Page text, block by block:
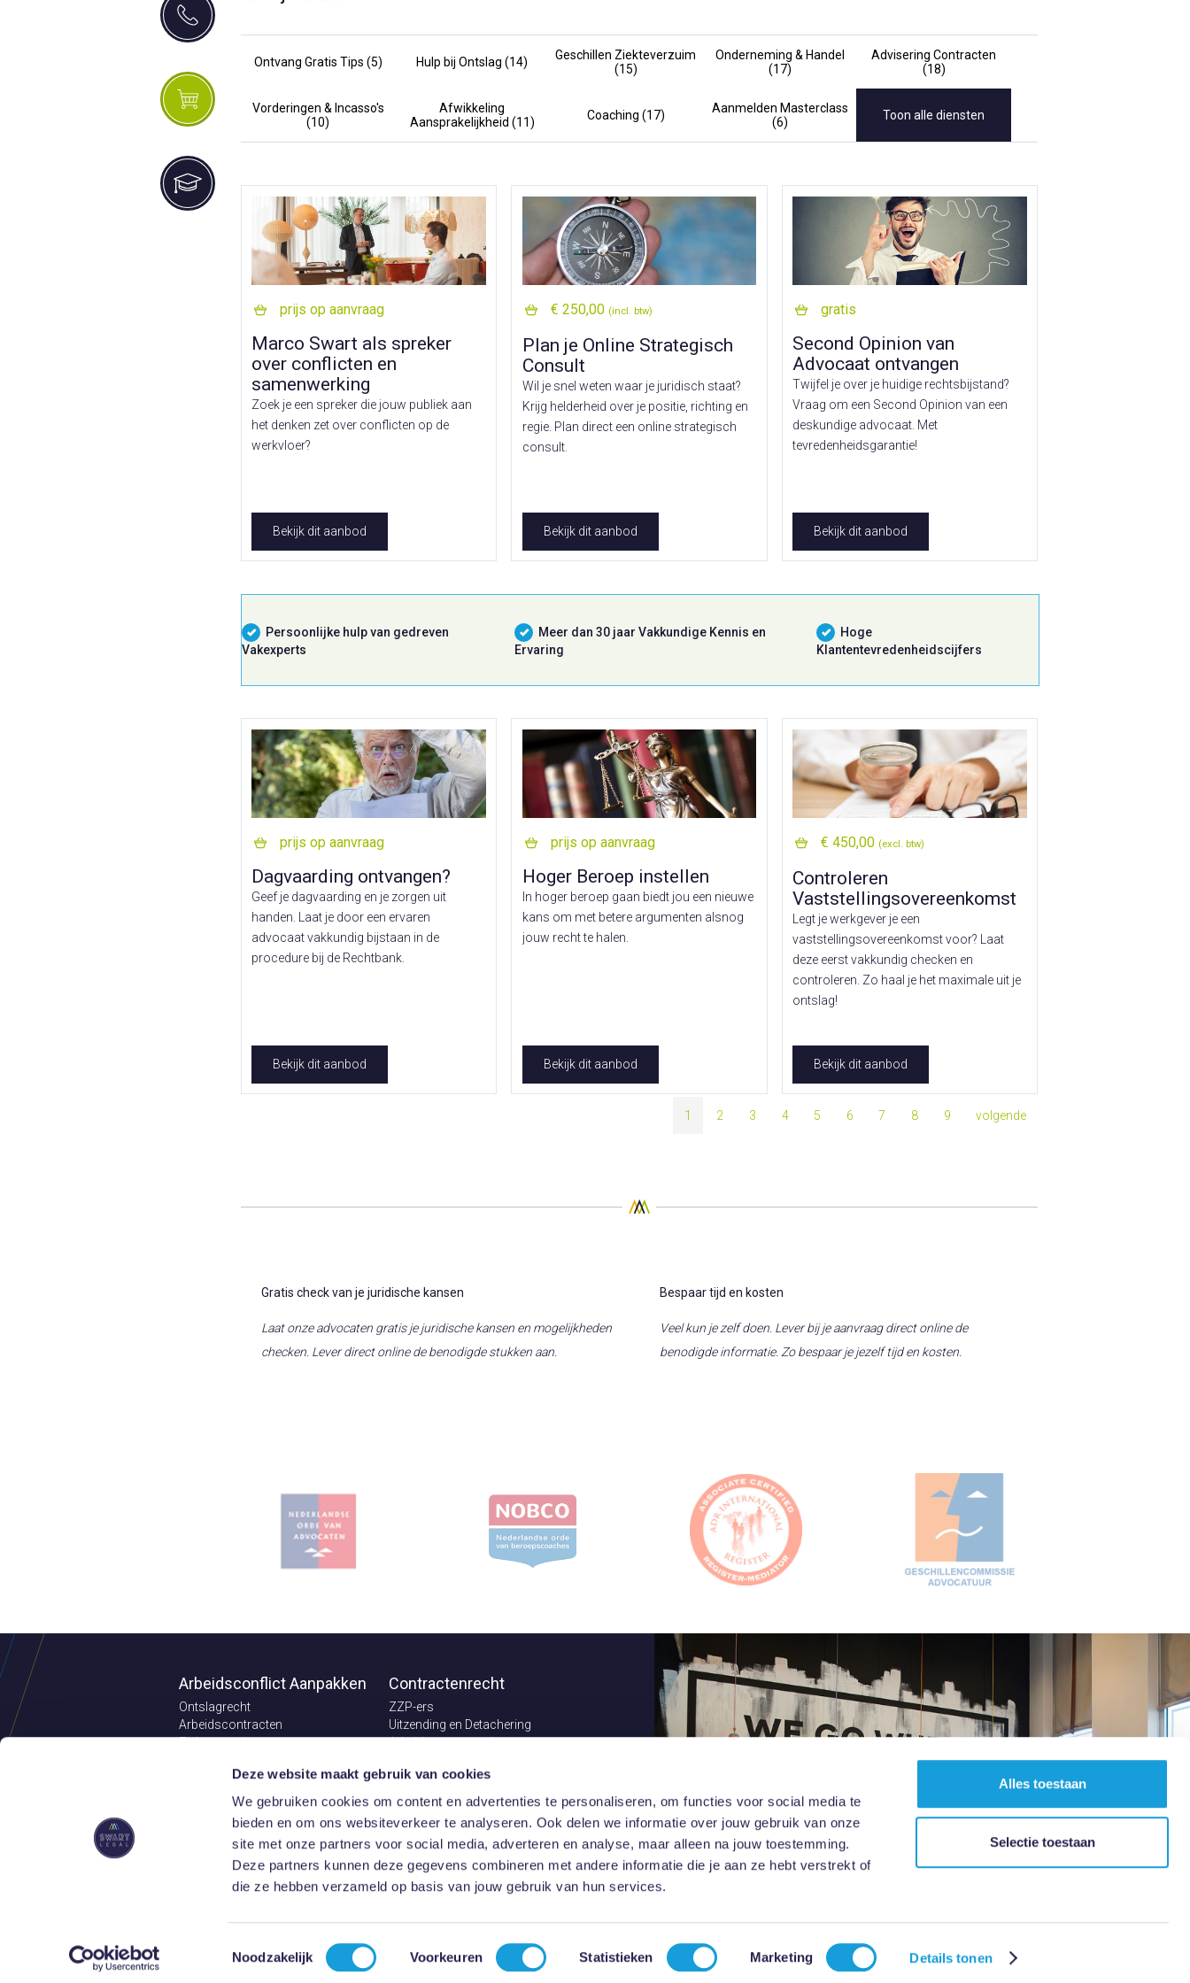
Deze website maakt gebruik van cookies
We gebruiken cookies om content en advertenties te personaliseren, om functies voor social media te
bieden en om ons websiteverkeer te analyseren. Ook delen we informatie over jouw gebruik van onze
site met onze partners voor social media, adverteren en analyse, maar alleen na jouw toestemming.
Deze partners kunnen deze gegevens combineren met andere informatie die je aan ze hebt verstrekt of
die ze hebben verzameld op basis van jouw gebruik van hun services.
Toestemmingsselectie
Noodzakelijk Voorkeuren Statistieken Marketing Details tonen
Alles toestaan
Selectie toestaan
Ontvang Gratis Tips (5) Hulp bij Ontslag (14)
Geschillen Ziekteverzuim
(15)
Onderneming & Handel
(17)
Advisering Contracten
(18)
Vorderingen & Incasso's
(10)
Afwikkeling
Aansprakelijkheid (11)
Coaching (17)
Aanmelden Masterclass
(6)
Toon alle diensten
prijs op aanvraag
Marco Swart als spreker
over conflicten en
samenwerking
Zoek je een spreker die jouw publiek aan
het denken zet over conflicten op de
werkvloer?
Bekijk dit aanbod
€ 250,00 (incl. btw)
Plan je Online Strategisch
Consult
Wil je snel weten waar je juridisch staat?
Krijg helderheid over je positie, richting en
regie. Plan direct een online strategisch
consult.
Bekijk dit aanbod
gratis
Second Opinion van
Advocaat ontvangen
Twijfel je over je huidige rechtsbijstand?
Vraag om een Second Opinion van een
deskundige advocaat. Met
tevredenheidsgarantie!
Bekijk dit aanbod
Persoonlijke hulp van gedreven
Vakexperts
Meer dan 30 jaar Vakkundige Kennis en
Ervaring
Hoge
Klantentevredenheidscijfers
prijs op aanvraag
Dagvaarding ontvangen?
Geef je dagvaarding en je zorgen uit
handen. Laat je door een ervaren
advocaat vakkundig bijstaan in de
procedure bij de Rechtbank.
Bekijk dit aanbod
prijs op aanvraag
Hoger Beroep instellen
In hoger beroep gaan biedt jou een nieuwe
kans om met betere argumenten alsnog
jouw recht te halen.
Bekijk dit aanbod
€ 450,00 (excl. btw)
Controleren
Vaststellingsovereenkomst
Legt je werkgever je een
vaststellingsovereenkomst voor? Laat
deze eerst vakkundig checken en
controleren. Zo haal je het maximale uit je
ontslag!
Bekijk dit aanbod
1 2 3 4 5 6 7 8 9 volgende
Gratis check van je juridische kansen
Laat onze advocaten gratis je juridische kansen en mogelijkheden
checken. Lever direct online de benodigde stukken aan.
Bespaar tijd en kosten
Veel kun je zelf doen. Lever bij je aanvraag direct online de
benodigde informatie. Zo bespaar je jezelf tijd en kosten.
Arbeidsconflict Aanpakken
Ontslagrecht
Arbeidscontracten
Ziekteverzuim
Aansprakelijkheid
Loonvordering
Concurrentiebeding
Juridische Updates
Contractenrecht
ZZP-ers
Uitzending en Detachering
Arbeidsvoorwaarden
Verzekeringsrecht
Ondernemingsrecht
Excellent in Conflict Management
Vastgoedrecht
Bel ons: 085 - 020 10 10
2005-2026 ©Swart Legal Market Products BV
door Omines Internetbureau